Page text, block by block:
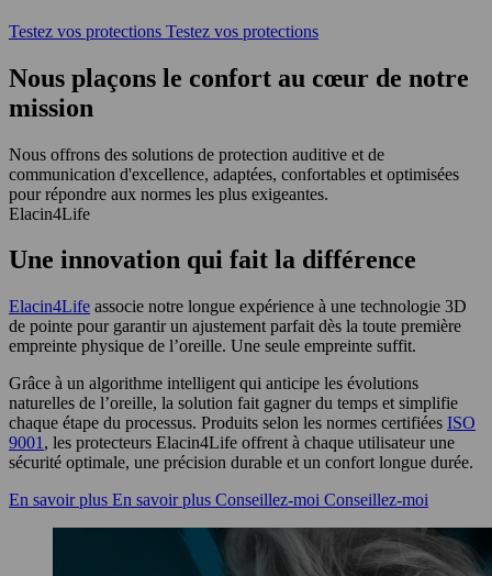
Testez vos protections Testez vos protections
Nous plaçons le confort au cœur de notre
mission
Nous offrons des solutions de protection auditive et de
communication d'excellence, adaptées, confortables et optimisées
pour répondre aux normes les plus exigeantes.
Elacin4Life
Une innovation qui fait la différence
Elacin4Life associe notre longue expérience à une technologie 3D
de pointe pour garantir un ajustement parfait dès la toute première
empreinte physique de l’oreille. Une seule empreinte suffit.
Grâce à un algorithme intelligent qui anticipe les évolutions
naturelles de l’oreille, la solution fait gagner du temps et simplifie
chaque étape du processus. Produits selon les normes certifiées ISO
9001 , les protecteurs Elacin4Life offrent à chaque utilisateur une
sécurité optimale, une précision durable et un confort longue durée.
En savoir plus En savoir plus Conseillez-moi Conseillez-moi